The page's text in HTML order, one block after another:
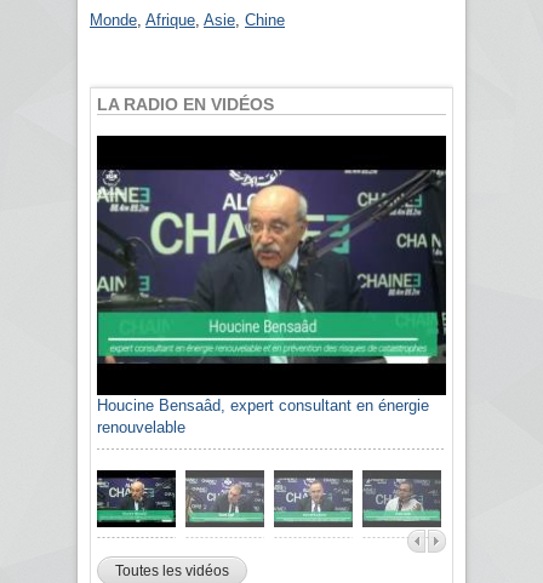
Monde Afrique Asie Chine
LA RADIO EN VIDÉOS
Houcine Bensaâd, expert consultant en énergie
renouvelable
Toutes les vidéos